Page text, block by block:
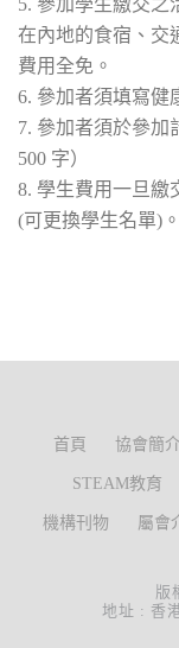
5. 參加學生繳交之
在內地的食宿、交
費用全免。
6. 參加者須填寫健
7. 參加者須於參加
500 字）
8. 學生費用一旦繳
(可更換學生名單)。
首頁 協會簡介
STEAM教育
機構刊物 屬會
版
地址 : 香